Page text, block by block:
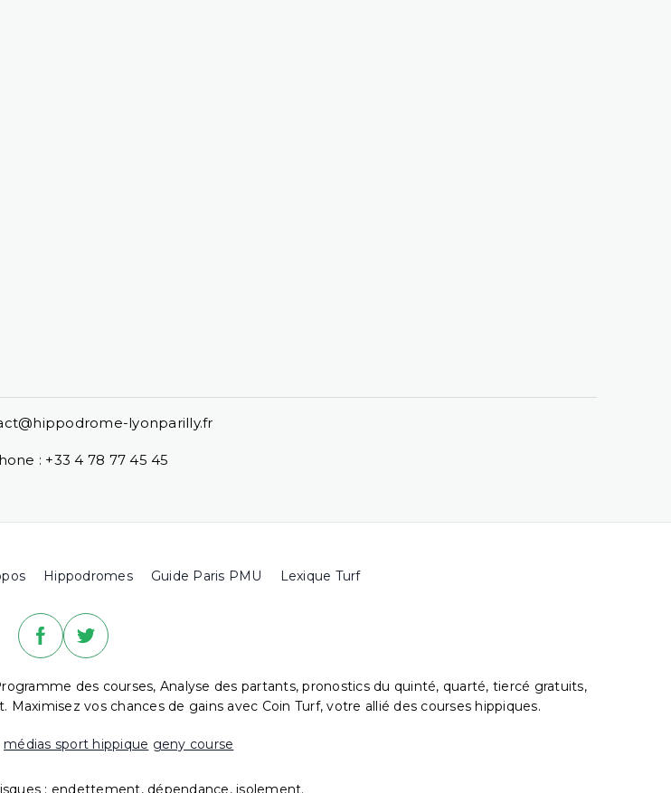
lyonparilly.fr
: +33 4 78 77 45 45
Hippodromes Guide Paris PMU Lexique Turf
des courses, Analyse des partants, pronostics du quinté, quarté, tiercé gratuits,
vos chances de gains avec Coin Turf, votre allié des courses hippiques.
médias sport hippique geny course
: endettement, dépendance, isolement.